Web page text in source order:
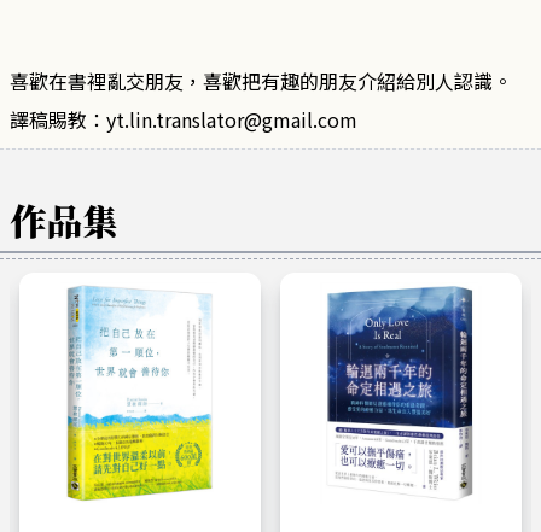
喜歡在書裡亂交朋友，喜歡把有趣的朋友介紹給別人認識。
譯稿賜教：yt.lin.translator@gmail.com
作品集